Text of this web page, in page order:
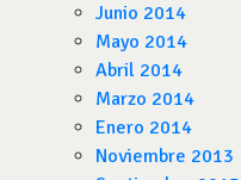
Junio 2014
Mayo 2014
Abril 2014
Marzo 2014
Enero 2014
Noviembre 2013